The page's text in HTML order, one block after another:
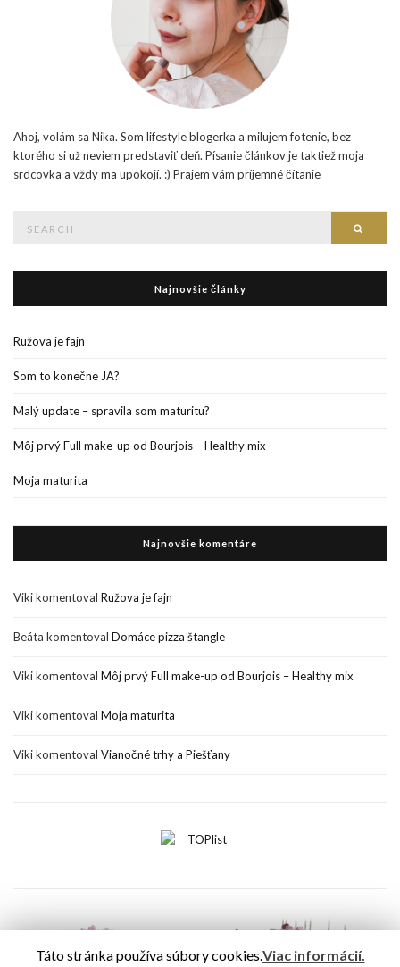
Ahoj, volám sa Nika. Som lifestyle blogerka a milujem fotenie, bez
ktorého si už neviem predstaviť deň. Písanie článkov je taktiež moja
srdcovka a vždy ma upokojí. :) Prajem vám príjemné čítanie
Najnovšie články
Ružova je fajn
Som to konečne JA?
Malý update – spravila som maturitu?
Môj prvý Full make-up od Bourjois – Healthy mix
Moja maturita
Najnovšie komentáre
Vikikomentoval Ružova je fajn
Beáta komentoval Domáce pizza štangle
Vikikomentoval Môj prvý Full make-up od Bourjois – Healthy mix
Vikikomentoval Moja maturita
Vikikomentoval Vianočné trhy a Piešťany
Táto stránka používa súbory cookies.Viac informácií.